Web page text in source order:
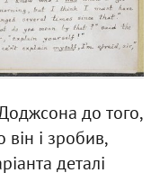
до того,
і зробив,
деталі